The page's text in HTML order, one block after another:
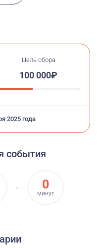
Цель сбора
100 000₽
2025 года
события
0
минут